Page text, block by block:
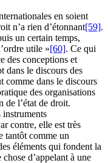
en soient
n’a rien d’étonnant[59].
un certain temps,
utile »[60]. Ce qui
des conceptions et
dans le discours des
comme dans le discours
des organisations
de l’état de droit.
instruments
contre, elle est très
tantôt comme un
éléments qui fondent la
d’appelant à une